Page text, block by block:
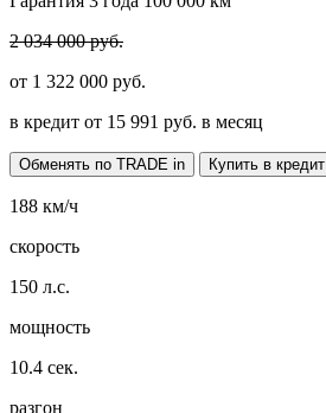
2 034 000 руб.
от 1 322 000 руб.
в кредит от 15 991 руб. в месяц
Обменять по TRADE in Купить в кредит
188 км/ч
скорость
150 л.с.
мощность
10.4 сек.
разгон